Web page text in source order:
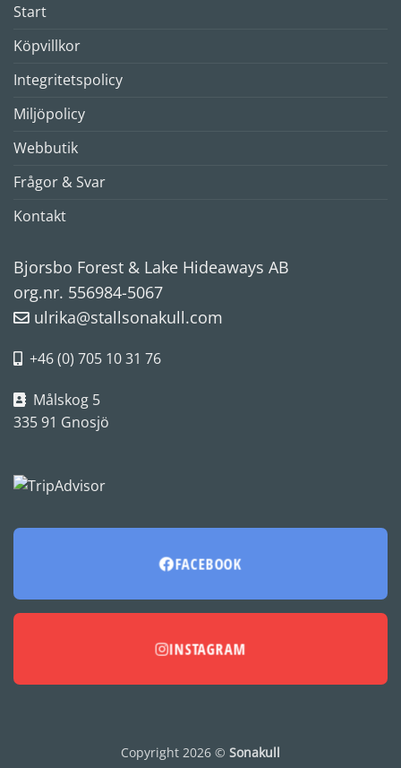
Start
Köpvillkor
Integritetspolicy
Miljöpolicy
Webbutik
Frågor & Svar
Kontakt
Bjorsbo Forest & Lake Hideaways AB
org.nr. 556984-5067
ulrika@stallsonakull.com
+46 (0) 705 10 31 76
Målskog 5
335 91 Gnosjö
FACEBOOK
INSTAGRAM
Copyright 2026 © Sonakull